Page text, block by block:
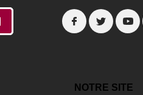
NOTRE SITE